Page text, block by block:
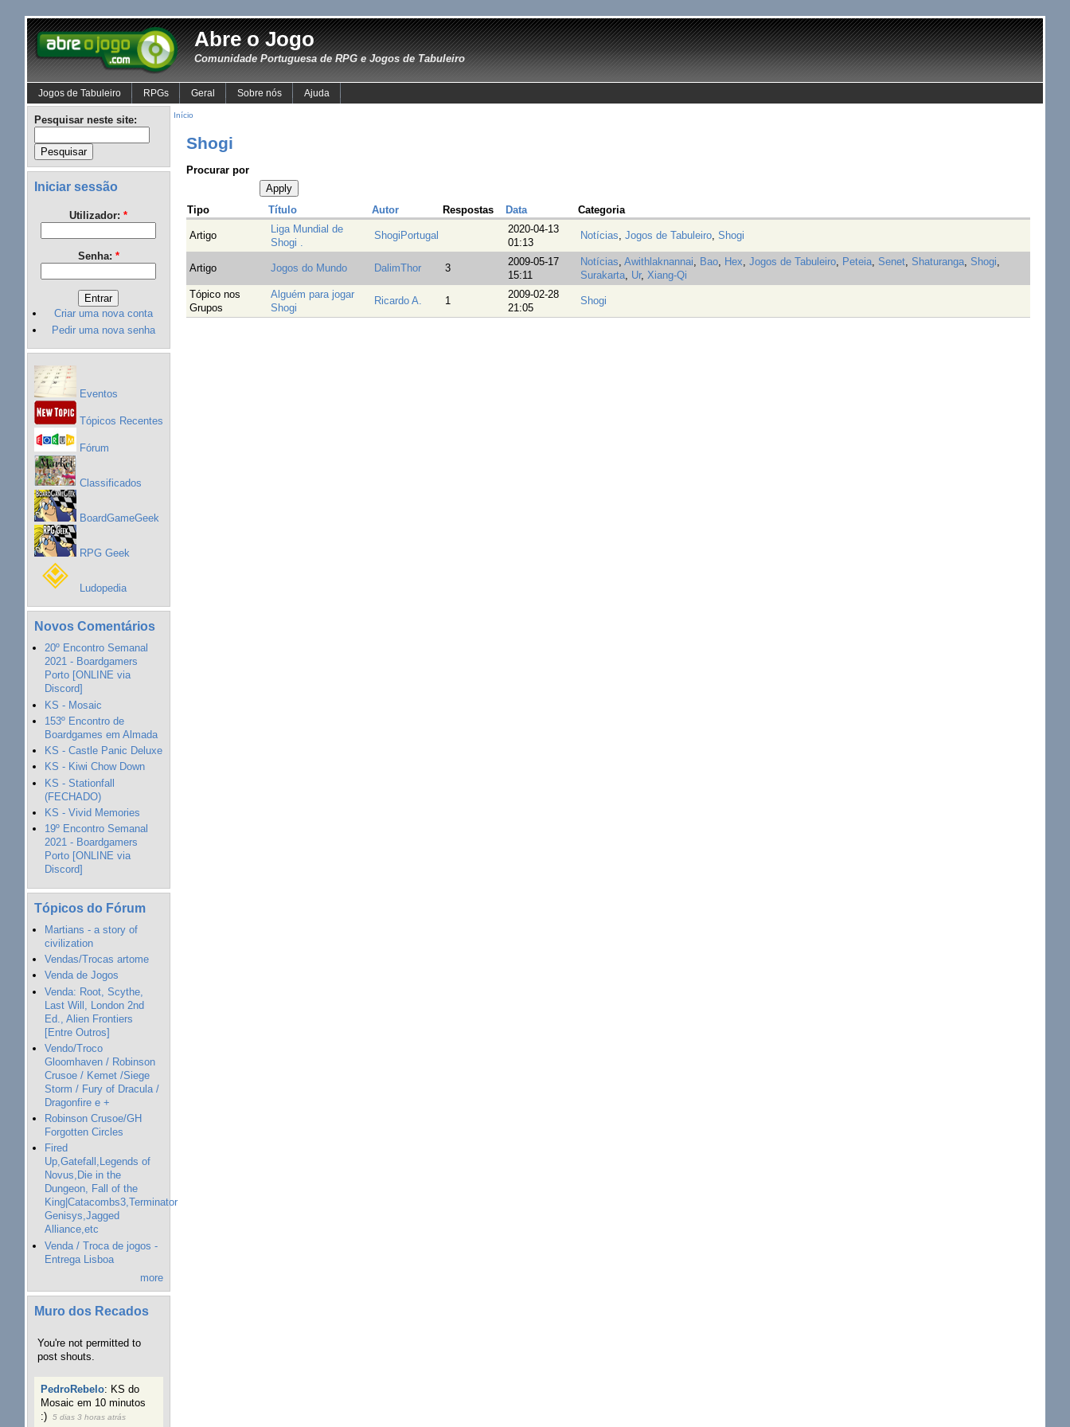
Abre o Jogo
Comunidade Portuguesa de RPG e Jogos de Tabuleiro
Jogos de Tabuleiro RPGs Geral Sobre nós Ajuda
Pesquisar neste site:
Iniciar sessão
Utilizador:*
Senha: *
Criar uma nova conta
Pedir uma nova senha
Eventos
Tópicos Recentes
Fórum
Classificados
BoardGameGeek
RPG Geek
Ludopedia
Novos Comentários
20º Encontro Semanal
2021 - Boardgamers
Porto [ONLINE via
Discord]
KS - Mosaic
153º Encontro de
Boardgames em Almada
KS - Castle Panic Deluxe
KS - Kiwi Chow Down
KS - Stationfall
(FECHADO)
KS - Vivid Memories
19º Encontro Semanal
2021 - Boardgamers
Porto [ONLINE via
Discord]
Tópicos do Fórum
Martians - a story of
civilization
Vendas/Trocas artome
Venda de Jogos
Venda: Root, Scythe,
Last Will, London 2nd
Ed., Alien Frontiers
[Entre Outros]
Vendo/Troco
Gloomhaven / Robinson
Crusoe / Kemet /Siege
Storm / Fury of Dracula /
Dragonfire e +
Robinson Crusoe/GH
Forgotten Circles
Fired
Up,Gatefall,Legends of
Novus,Die in the
Dungeon, Fall of the
King|Catacombs3,Terminator
Genisys,Jagged
Alliance,etc
Venda / Troca de jogos -
Entrega Lisboa
more
Muro dos Recados
You're not permitted to
post shouts.
PedroRebelo: KS do
Mosaic em 10 minutos
:)
5 dias 3 horas atrás
Início
Shogi
Procurar por
Tipo Título Autor Respostas Data Categoria
Artigo
Liga Mundial de
Shogi .
ShogiPortugal
2020-04-13
01:13
Notícias Jogos de Tabuleiro, Shogi
Artigo Jogos do Mundo DalimThor 3
2009-05-17
15:11
Notícias Awithlaknannai Bao, Hex Jogos de Tabuleiro, Peteia, Senet, Shaturanga, Shogi
Surakarta, Ur, Xiang-Qi
Tópico nos
Grupos
Alguém para jogar
Shogi
Ricardo A. 1
2009-02-28
21:05
Shogi